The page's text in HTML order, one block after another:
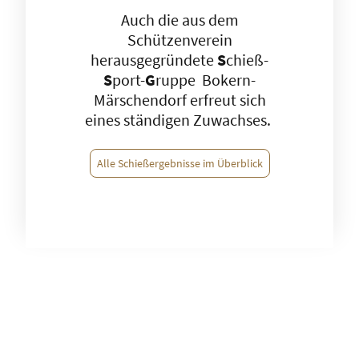
Auch die aus dem
Schützenverein
herausgegründete Schieß-
Sport-Gruppe Bokern-
Märschendorf erfreut sich
eines ständigen Zuwachses.
Alle Schießergebnisse im Überblick